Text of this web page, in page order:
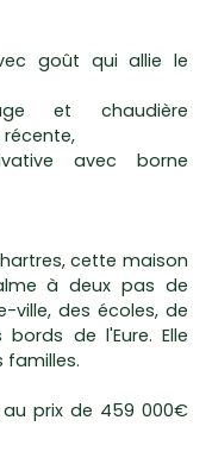
goût qui allie le
et chaudière
avec borne
cette maison
à deux pas de
ville, des écoles, de
de l'Eure. Elle
familles.
prix de 459 000€